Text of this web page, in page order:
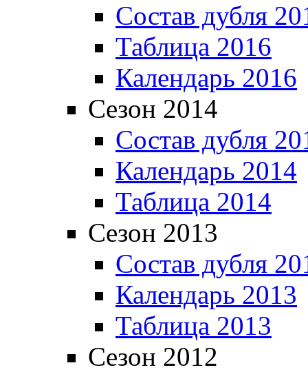
Состав дубля
Таблица 2016
Календарь 2016
Сезон 2014
Состав дубля
Календарь 2014
Таблица 2014
Сезон 2013
Состав дубля
Календарь 2013
Таблица 2013
Сезон 2012